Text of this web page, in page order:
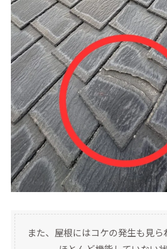
また、屋根にはコケの発生も見ら